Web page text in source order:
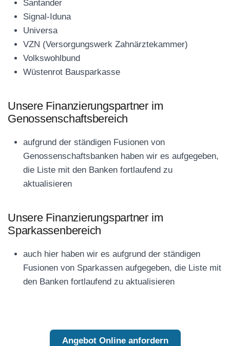
Santander
Signal-Iduna
Universa
VZN (Versorgungswerk Zahnärztekammer)
Volkswohlbund
Wüstenrot Bausparkasse
Unsere Finanzierungspartner im
Genossenschaftsbereich
aufgrund der ständigen Fusionen von
Genossenschaftsbanken haben wir es aufgegeben,
die Liste mit den Banken fortlaufend zu
aktualisieren
Unsere Finanzierungspartner im
Sparkassenbereich
auch hier haben wir es aufgrund der ständigen
Fusionen von Sparkassen aufgegeben, die Liste mit
den Banken fortlaufend zu aktualisieren
Angebot Online anfordern